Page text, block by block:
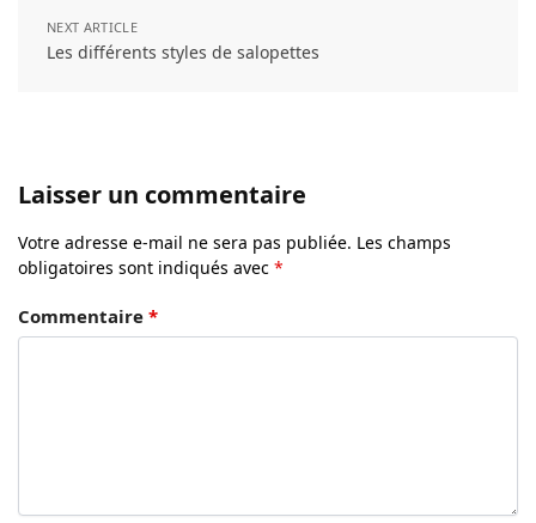
NEXT ARTICLE
Les différents styles de salopettes
Laisser un commentaire
Votre adresse e-mail ne sera pas publiée. Les champs
obligatoires sont indiqués avec *
Commentaire *